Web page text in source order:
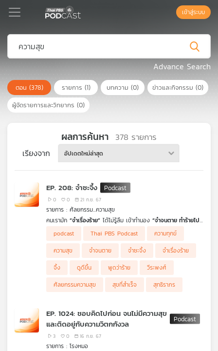
Podcast
เพล
ย์
ลิ
เพล
สต์
ข่าว
เข้าสู่ระบบ
Advance Search
ตอน (378) รายการ (1) บทความ (0) ข่าวและกิจกรรม (0)
ผู้จัดรายการและวิทยากร (0)
ผลการค้นหา 378 รายการ
เรียงจาก อัปเดตใหม่ล่าสุด
EP. 208: จำซะจึ้ง
0 0 21 ก.ย. 67
รายการ : ศัลยกรรม...ความสุข
คนเรามัก “จำเรื่องร้าย” ได้ไม่รู้ลืม เข้าทำนอง “จำจนตาย ทำร้ายไป
แต่หากได้รู้วิธีจดจำและใช้เรื่องที่จดจำไว้ ไปในทางที่สามารถ
ทำให้ชีวิตตนเองเปลี่ยนไปในทางที่ดีเลิศได้
(ที่ภาษาสมัยใหม่ ใช้คำว่า
ย่อมดีงามกว่าจำไว้ทำร้ายตัวเองแน่นอน แต่จะจำอย่างไรใช้
ความจำอย่างไร ชีวิตจึงจะ “จึ้ง” ได้ ซึ่งถ้าเรียนรู้และฝึกฝนอย่างถูก
วิธีก็จะมีชีวิตที่ดีขึ้นได้จริง ๆ
podcast Thai PBS Podcast
ความทุกข์
ความสุข
จำจนตาย จำซะจึ้ง
จำเรื่องร้าย
จึ้ง
ดูดีขึ้น พูดว่าร้าย
วีระพงศ์
ศัลยกรรมความสุข
สุขที่สำเร็จ สุทธิราภร
EP. 1024: ชอบคิดไปก่อน จนไม่มีความสุข
และติดอยู่กับความวิตกกังวล
3 0 16 ก.ย. 67
รายการ : โรงหมอ